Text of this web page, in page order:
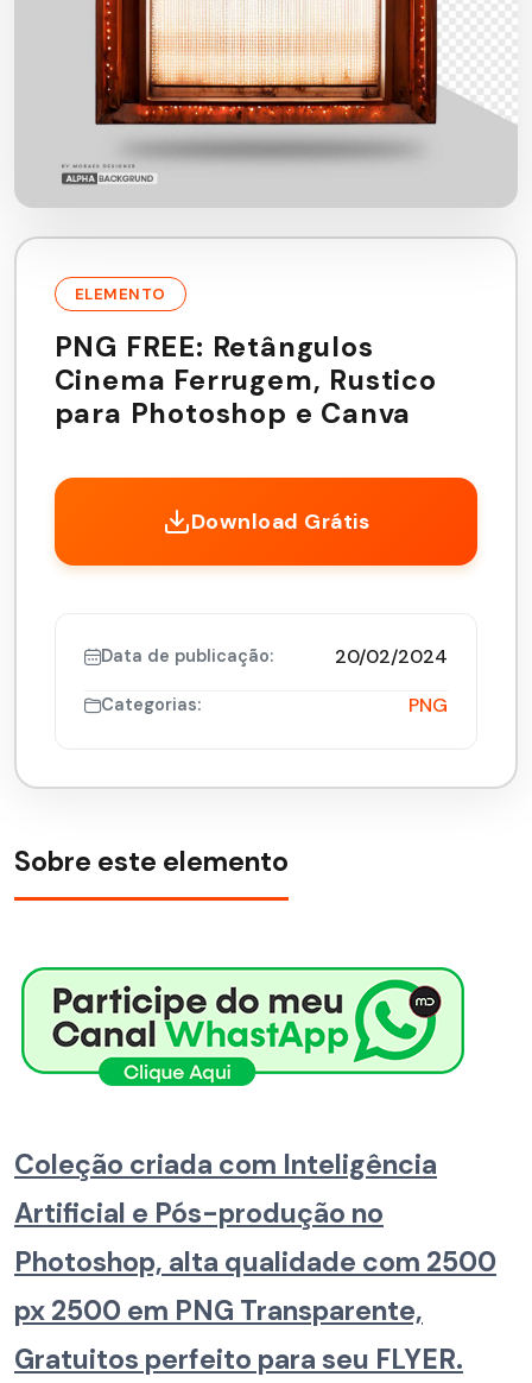
ELEMENTO
PNG FREE: Retângulos
Cinema Ferrugem, Rustico
para Photoshop e Canva
Download Grátis
Data de publicação: 20/02/2024
Categorias: PNG
Sobre este elemento
Coleção criada com Inteligência
Artificial e Pós-produção no
Photoshop, alta qualidade com 2500
px 2500 em PNG Transparente,
Gratuitos perfeito para seu FLYER.